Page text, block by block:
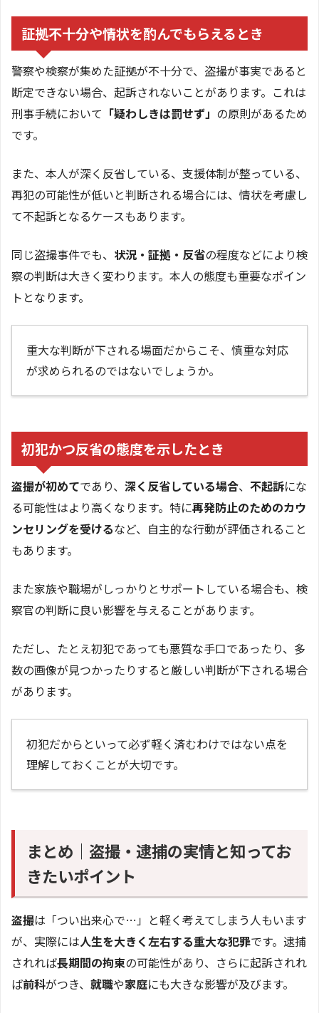
証拠不十分や情状を酌んでもらえるとき
警察や検察が集めた証拠が不十分で、盗撮が事実であると
断定できない場合、起訴されないことがあります。これは
刑事手続において 「疑わしきは罰せず」 の原則があるため
です。
また、本人が深く反省している、支援体制が整っている、
再犯の可能性が低いと判断される場合には、情状を考慮し
て不起訴となるケースもあります。
同じ盗撮事件でも、 状況・証拠・反省の程度などにより検
察の判断は大きく変わります。本人の態度も重要なポイン
トとなります。
重大な判断が下される場面だからこそ、慎重な対応
が求められるのではないでしょうか。
初犯かつ反省の態度を示したとき
盗撮が初めてであり、 深く反省している場合、 不起訴にな
る可能性はより高くなります。特に再発防止のためのカウ
ンセリングを受けるなど、自主的な行動が評価されること
もあります。
また家族や職場がしっかりとサポートしている場合も、検
察官の判断に良い影響を与えることがあります。
ただし、たとえ初犯であっても悪質な手口であったり、多
数の画像が見つかったりすると厳しい判断が下される場合
があります。
初犯だからといって必ず軽く済むわけではない点を
理解しておくことが大切です。
まとめ｜盗撮・逮捕の実情と知ってお
きたいポイント
盗撮は「つい出来心で…」と軽く考えてしまう人もいます
が、実際には人生を大きく左右する重大な犯罪です。逮捕
されれば長期間の拘束の可能性があり、さらに起訴されれ
ば前科がつき、 就職や家庭にも大きな影響が及びます。